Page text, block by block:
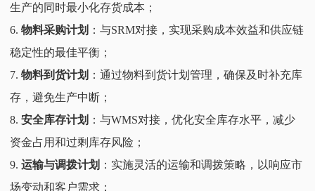
生产的同时最小化存货成本；
6. 物料采购计划 ：与SRM对接，实现采购成本效益和供应链
稳定性的最佳平衡；
7. 物料到货计划 ：通过物料到货计划管理，确保及时补充库
存，避免生产中断；
8. 安全库存计划 ：与WMS对接，优化安全库存水平，减少
资金占用和过剩库存风险；
9. 运输与调拨计划 ：实施灵活的运输和调拨策略，以响应市
场变动和客户需求；